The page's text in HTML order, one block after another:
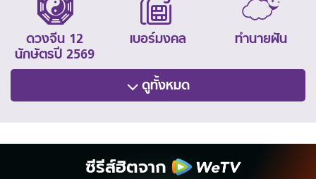
ดวงจีน 12
นักษัตรปี 2569
เบอร์มงคล ทำนายฝัน
ดูทั้งหมด
ซีรีส์ฮิตจาก